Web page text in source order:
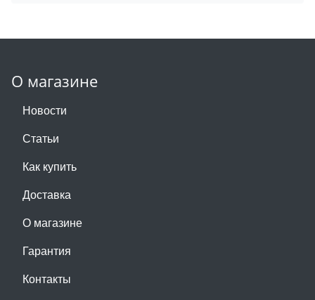
О магазине
Новости
Статьи
Как купить
Доставка
О магазине
Гарантия
Контакты